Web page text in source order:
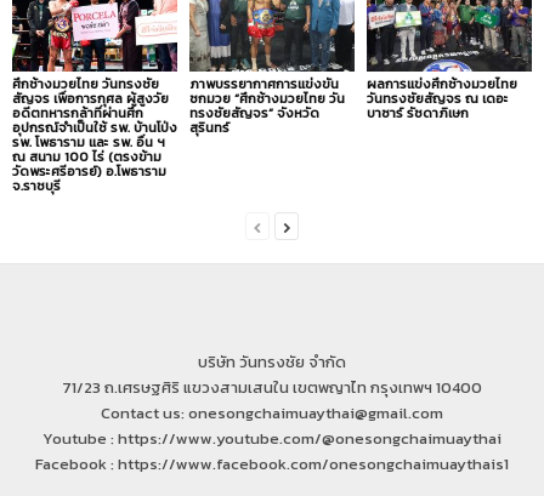
ศึกช้างมวยไทย วันทรงชัย
สัญจร เพื่อการกุศล ผู้สูงวัย
อดีตทหารกล้าที่ผ่านศึก
อุปกรณ์จำเป็นใช้ รพ. บ้านโป่ง
รพ. โพธาราม และ รพ. อื่น ฯ
ณ สนาม 100 ไร่ (ตรงข้าม
วัดพระศรีอารย์) อ.โพธาราม
จ.ราชบุรี
ภาพบรรยากาศการแข่งขัน
ชกมวย “ศึกช้างมวยไทย วัน
ทรงชัยสัญจร” จังหวัด
สุรินทร์
ผลการแข่งศึกช้างมวยไทย
วันทรงชัยสัญจร ณ เดอะ
บาซาร์ รัชดาภิเษก
บริษัท วันทรงชัย จำกัด
71/23 ถ.เศรษฐศิริ แขวงสามเสนใน เขตพญาไท กรุงเทพฯ 10400
Contact us: onesongchaimuaythai@gmail.com
Youtube : https://www.youtube.com/@onesongchaimuaythai
Facebook : https://www.facebook.com/onesongchaimuaythais1